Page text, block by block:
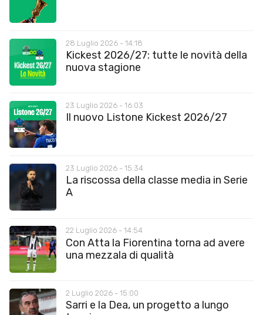
28 Luglio 2026 - 14:18
Kickest 2026/27: tutte le novità della
nuova stagione
23 Luglio 2026 - 16:03
Il nuovo Listone Kickest 2026/27
23 Luglio 2026 - 15:34
La riscossa della classe media in Serie
A
22 Luglio 2026 - 14:54
Con Atta la Fiorentina torna ad avere
una mezzala di qualità
2 Luglio 2026 - 15:00
Sarri e la Dea, un progetto a lungo